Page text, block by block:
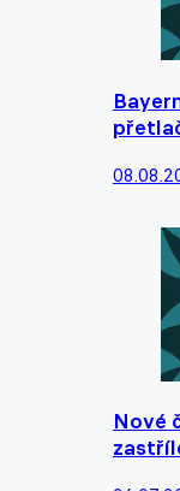
Nové